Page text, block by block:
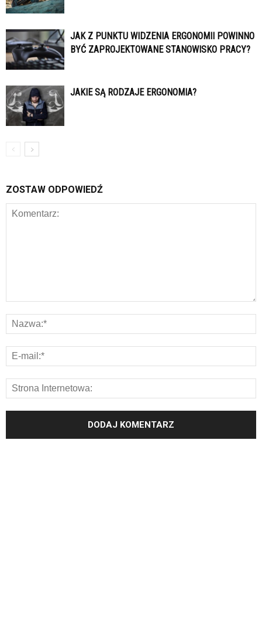
JAK Z PUNKTU WIDZENIA ERGONOMII POWINNO
BYĆ ZAPROJEKTOWANE STANOWISKO PRACY?
JAKIE SĄ RODZAJE ERGONOMIA?
ZOSTAW ODPOWIEDŹ